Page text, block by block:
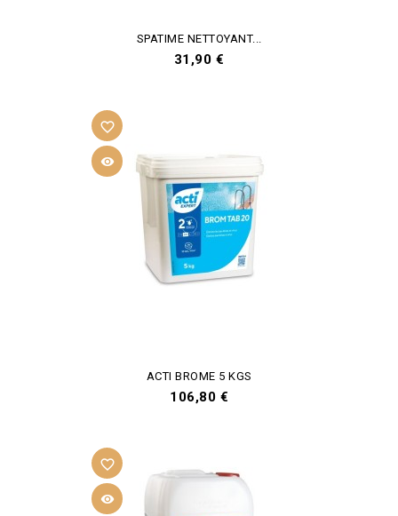
SPATIME NETTOYANT...
Prix
31,90 €

favorite_border
ACTI BROME 5 KGS
Prix
106,80 €

favorite_border